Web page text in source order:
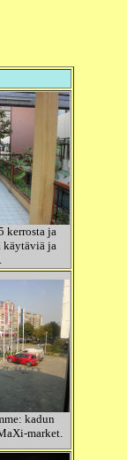
kerrosta ja
käytäviä ja
kadun
market.